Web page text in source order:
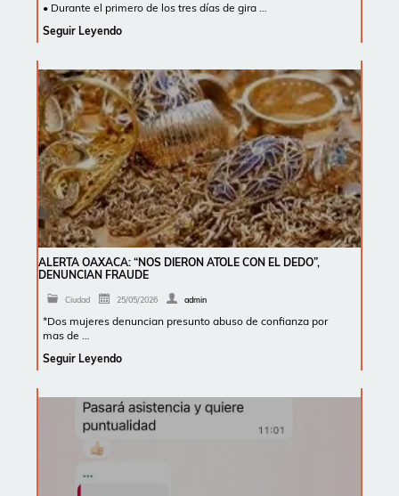
• Durante el primero de los tres días de gira …
Seguir Leyendo
ALERTA OAXACA: “NOS DIERON ATOLE CON EL DEDO”,
DENUNCIAN FRAUDE
Ciudad 25/05/2026 admin
*Dos mujeres denuncian presunto abuso de confianza por
mas de …
Seguir Leyendo